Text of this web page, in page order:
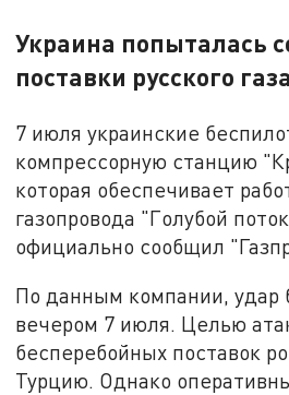
Украина попыталась
поставки русского
7 июля украинские
компрессорную станцию
которая обеспечивает
газопровода "Голубой
официально сообщил
По данным компании, удар
вечером 7 июля. Целью
бесперебойных поставок
Турцию. Однако